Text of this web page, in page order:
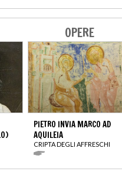
OPERE
PIETRO INVIA MARCO AD
AQUILEIA
CRIPTA DEGLI AFFRESCHI